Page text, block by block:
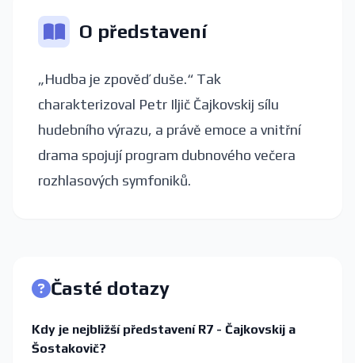
O představení
„Hudba je zpověď duše.“ Tak
charakterizoval Petr Iljič Čajkovskij sílu
hudebního výrazu, a právě emoce a vnitřní
drama spojují program dubnového večera
rozhlasových symfoniků.
Časté dotazy
Kdy je nejbližší představení R7 - Čajkovskij a
Šostakovič?